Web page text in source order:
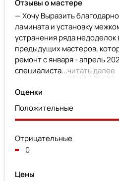
Отзывы о мастере
— Хочу Выразить
ламината и установку
устранения ряда недоделок
предыдущих мастеров,
ремонт с января - апрель
специалиста...читать далее
Оценки
Положительные
Отрицательные
0
Цены